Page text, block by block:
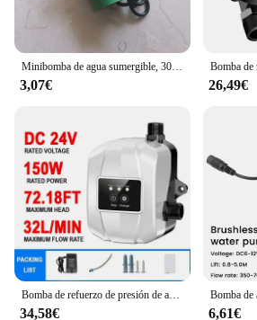
3,07€ 26,49€
Bomba de refuerzo de presión de agua para el hogar, dispositivo de recirculación de agua silenciosa, 24V
34,58€ 6,61€